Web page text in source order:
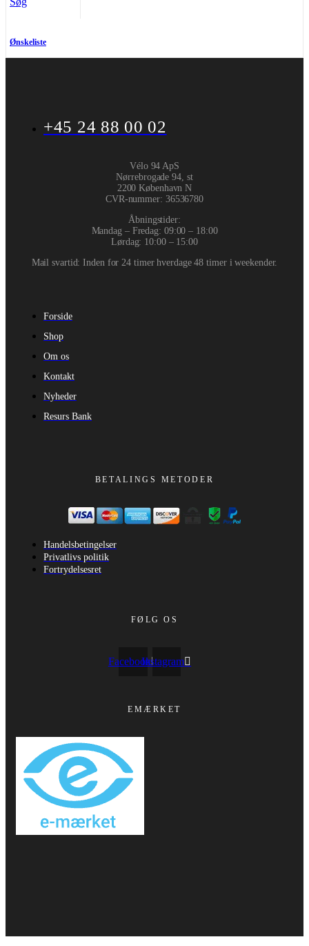
Ønskeliste
+45 24 88 00 02
Vélo 94 ApS
Nørrebrogade 94, st
2200 København N
CVR-nummer: 36536780
Åbningstider:
Mandag – Fredag: 09:00 – 18:00
Lørdag: 10:00 – 15:00
Mail svartid: Inden for 24 timer hverdage 48 timer i weekender.
Forside
Shop
Om os
Kontakt
Nyheder
Resurs Bank
BETALINGS METODER
Handelsbetingelser
Privatlivs politik
Fortrydelsesret
FØLG OS
FacebookInstagram
EMÆRKET